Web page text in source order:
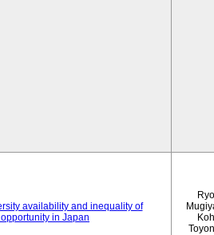
availability and inequality of
in Japan